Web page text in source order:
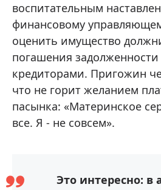
воспитательным
финансовому
оценить имущество
погашения задолженности
кредиторами. Пригожин
что не горит желанием
пасынка: «Материнское
все. Я - не совсем».
Это интересно: в